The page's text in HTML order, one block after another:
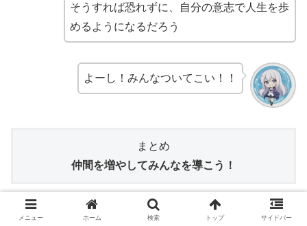
そうすれば恐れずに、自分の意志で人生を歩
めるようになるだろう
よーし！みんなついてこい！！
まとめ
仲間を増やしてみんなを導こう！
メニュー ホーム 検索 トップ サイドバー